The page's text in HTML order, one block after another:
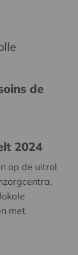
de
2024
op de uitrol
met